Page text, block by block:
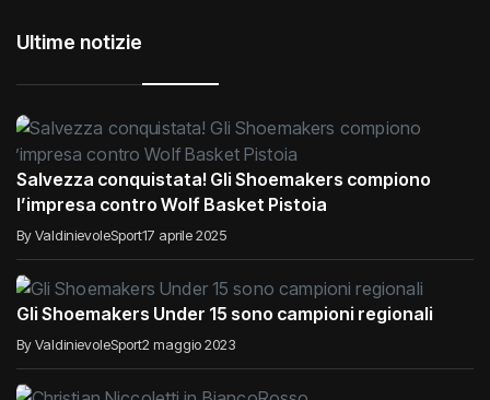
Ultime notizie
Salvezza conquistata! Gli Shoemakers compiono
l’impresa contro Wolf Basket Pistoia
By ValdinievoleSport17 aprile 2025
Gli Shoemakers Under 15 sono campioni regionali
By ValdinievoleSport2 maggio 2023